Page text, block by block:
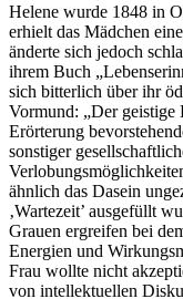
Helene wurde 1848 in
erhielt das Mädchen
änderte sich jedoch
ihrem Buch
sich bitterlich über ihr
Vormund: „Der
Erörterung
sonstiger
ähnlich das Dasein
‚Wartezeit’ ausgefüllt
Grauen ergreifen bei
Energien und
Frau wollte nicht
von intellektuellen